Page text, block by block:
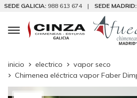
SEDE GALICIA: 988 613 674 | SEDE MADRID:
inicio electrico
vapor seco